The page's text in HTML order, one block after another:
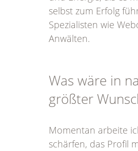
selbst zum Erfolg
Spezialisten wie
Anwälten.
Was wäre in
größter
Momentan arbeite
schärfen, das Profil